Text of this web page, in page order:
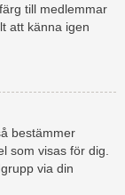
till medlemmar
att känna igen
bestämmer
som visas för dig.
via din